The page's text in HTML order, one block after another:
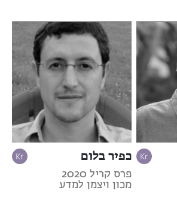
כפיר בלום
פרס קריל 2020
מכון ויצמן למדע